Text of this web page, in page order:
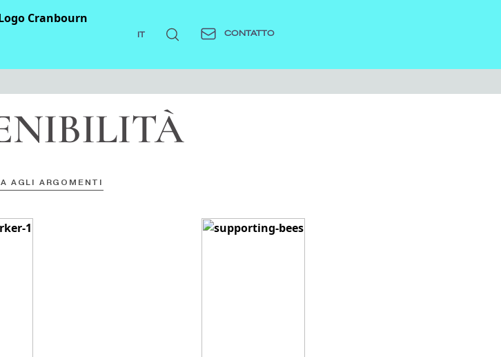
CONTATTO
AGLI ARGOMENTI